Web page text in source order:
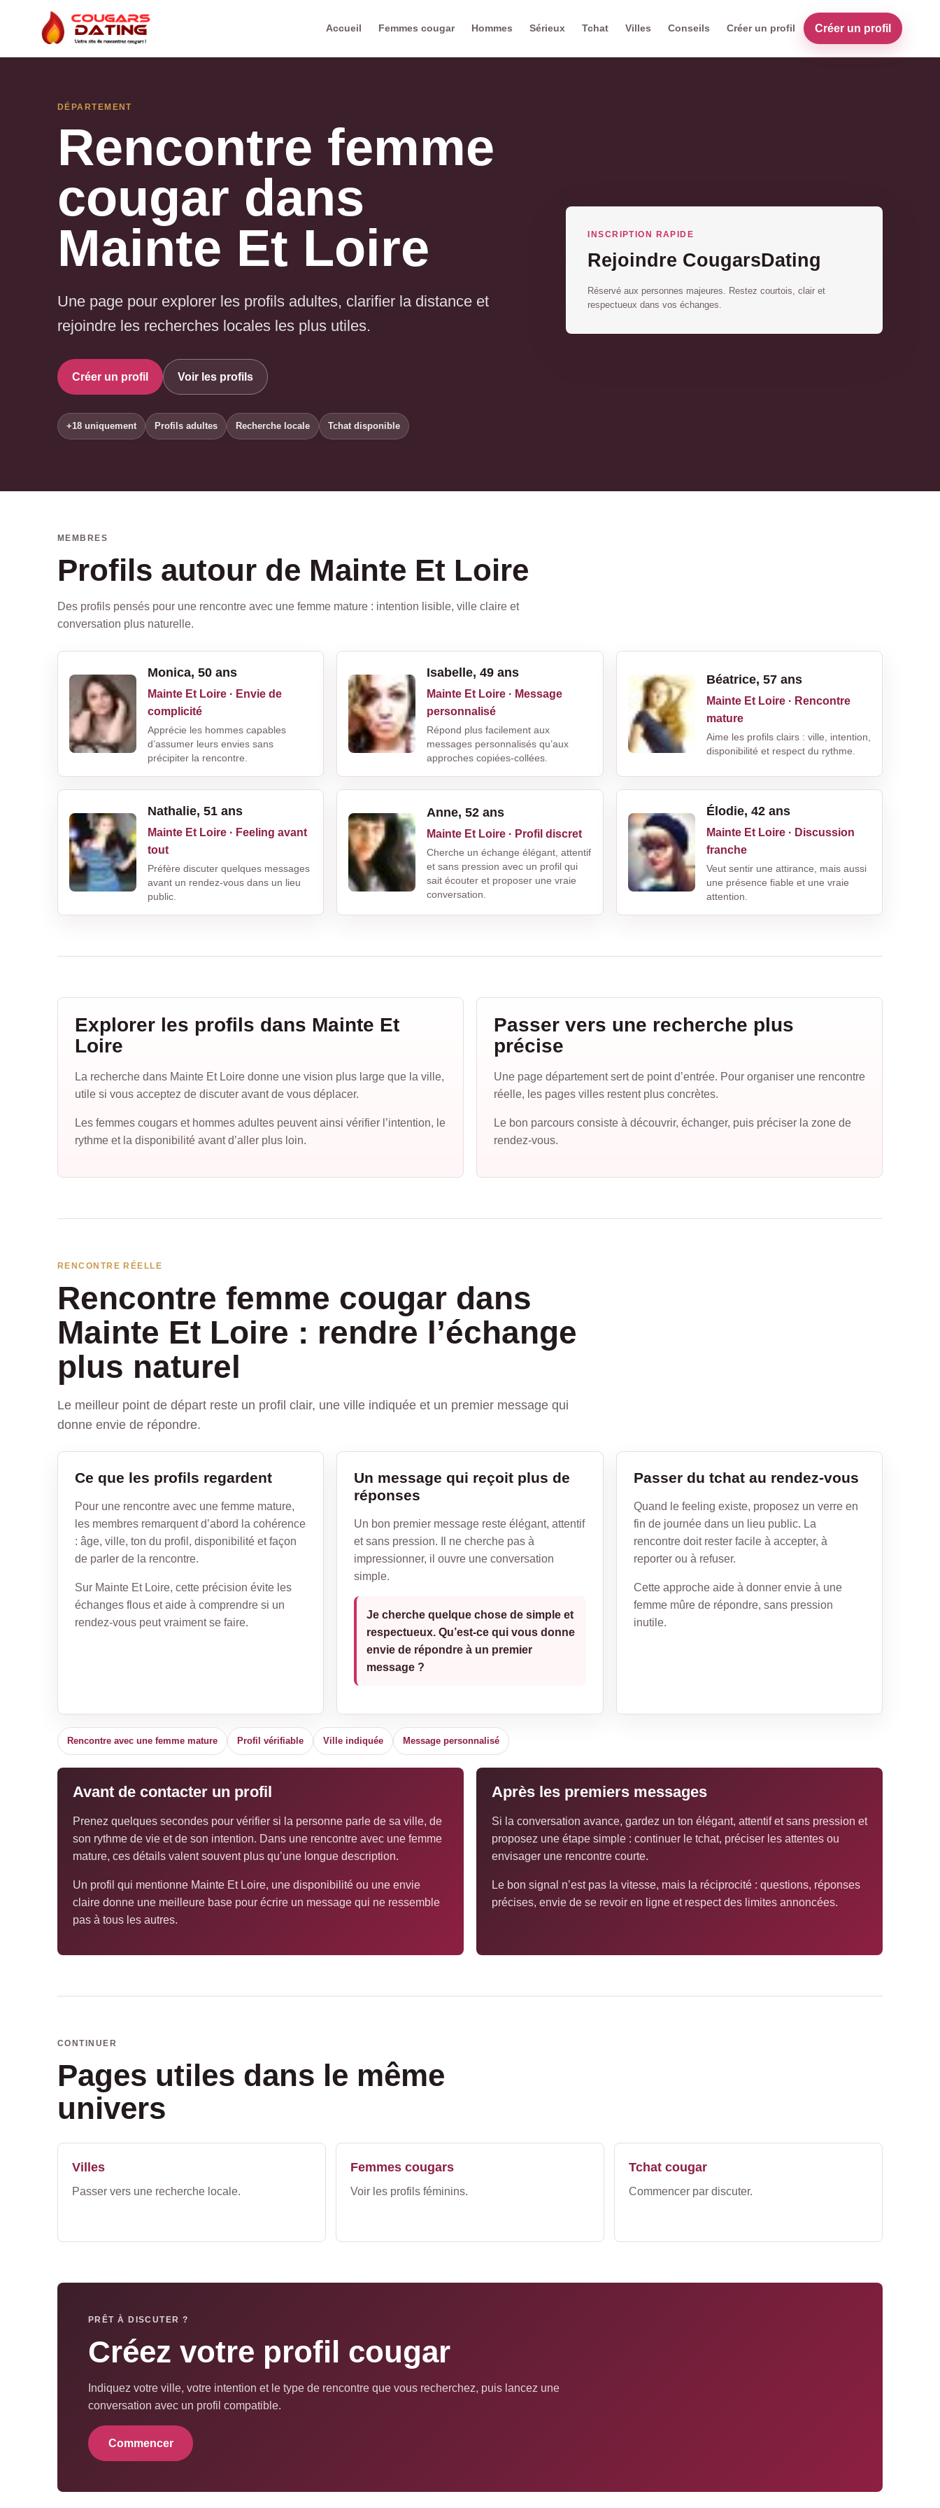
Accueil Femmes cougar Hommes Sérieux Tchat Villes Conseils Créer un profil Créer un profil
DÉPARTEMENT
Rencontre femme
cougar dans
Mainte Et Loire
Une page pour explorer les profils adultes, clarifier la distance et
rejoindre les recherches locales les plus utiles.
Créer un profil Voir les profils
+18 uniquement Profils adultes Recherche locale Tchat disponible
INSCRIPTION RAPIDE
Rejoindre CougarsDating
Réservé aux personnes majeures. Restez courtois, clair et
respectueux dans vos échanges.
MEMBRES
Profils autour de Mainte Et Loire
Des profils pensés pour une rencontre avec une femme mature : intention lisible, ville claire et
conversation plus naturelle.
Monica, 50 ans
Mainte Et Loire · Envie de
complicité
Apprécie les hommes capables
d’assumer leurs envies sans
précipiter la rencontre.
Isabelle, 49 ans
Mainte Et Loire · Message
personnalisé
Répond plus facilement aux
messages personnalisés qu’aux
approches copiées-collées.
Béatrice, 57 ans
Mainte Et Loire · Rencontre
mature
Aime les profils clairs : ville, intention,
disponibilité et respect du rythme.
Nathalie, 51 ans
Mainte Et Loire · Feeling avant
tout
Préfère discuter quelques messages
avant un rendez-vous dans un lieu
public.
Anne, 52 ans
Mainte Et Loire · Profil discret
Cherche un échange élégant, attentif
et sans pression avec un profil qui
sait écouter et proposer une vraie
conversation.
Élodie, 42 ans
Mainte Et Loire · Discussion
franche
Veut sentir une attirance, mais aussi
une présence fiable et une vraie
attention.
Explorer les profils dans Mainte Et
Loire
La recherche dans Mainte Et Loire donne une vision plus large que la ville,
utile si vous acceptez de discuter avant de vous déplacer.
Les femmes cougars et hommes adultes peuvent ainsi vérifier l’intention, le
rythme et la disponibilité avant d’aller plus loin.
Passer vers une recherche plus
précise
Une page département sert de point d’entrée. Pour organiser une rencontre
réelle, les pages villes restent plus concrètes.
Le bon parcours consiste à découvrir, échanger, puis préciser la zone de
rendez-vous.
RENCONTRE RÉELLE
Rencontre femme cougar dans
Mainte Et Loire : rendre l’échange
plus naturel
Le meilleur point de départ reste un profil clair, une ville indiquée et un premier message qui
donne envie de répondre.
Ce que les profils regardent
Pour une rencontre avec une femme mature,
les membres remarquent d’abord la cohérence
: âge, ville, ton du profil, disponibilité et façon
de parler de la rencontre.
Sur Mainte Et Loire, cette précision évite les
échanges flous et aide à comprendre si un
rendez-vous peut vraiment se faire.
Un message qui reçoit plus de
réponses
Un bon premier message reste élégant, attentif
et sans pression. Il ne cherche pas à
impressionner, il ouvre une conversation
simple.
Je cherche quelque chose de simple et
respectueux. Qu’est-ce qui vous donne
envie de répondre à un premier
message ?
Passer du tchat au rendez-vous
Quand le feeling existe, proposez un verre en
fin de journée dans un lieu public. La
rencontre doit rester facile à accepter, à
reporter ou à refuser.
Cette approche aide à donner envie à une
femme mûre de répondre, sans pression
inutile.
Rencontre avec une femme mature Profil vérifiable Ville indiquée Message personnalisé
Avant de contacter un profil
Prenez quelques secondes pour vérifier si la personne parle de sa ville, de
son rythme de vie et de son intention. Dans une rencontre avec une femme
mature, ces détails valent souvent plus qu’une longue description.
Un profil qui mentionne Mainte Et Loire, une disponibilité ou une envie
claire donne une meilleure base pour écrire un message qui ne ressemble
pas à tous les autres.
Après les premiers messages
Si la conversation avance, gardez un ton élégant, attentif et sans pression et
proposez une étape simple : continuer le tchat, préciser les attentes ou
envisager une rencontre courte.
Le bon signal n’est pas la vitesse, mais la réciprocité : questions, réponses
précises, envie de se revoir en ligne et respect des limites annoncées.
CONTINUER
Pages utiles dans le même
univers
Villes
Passer vers une recherche locale.
Femmes cougars
Voir les profils féminins.
Tchat cougar
Commencer par discuter.
PRÊT À DISCUTER ?
Créez votre profil cougar
Indiquez votre ville, votre intention et le type de rencontre que vous recherchez, puis lancez une
conversation avec un profil compatible.
Commencer